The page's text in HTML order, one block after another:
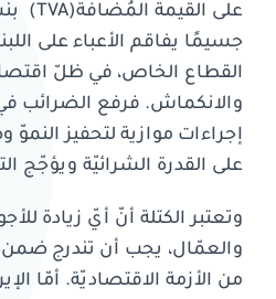
على القيمة المُضافة(TVA)
جسيمًا يفاقم الأعباء على
القطاع الخاص، في ظلّ
والانكماش. فرفع الضرائب
إجراءات موازية لتحفيز
على القدرة الشرائيّة ويؤجّج
وتعتبر الكتلة أنّ أيّ زيادة
والعمّال، يجب أن تندرج ضمن
من الأزمة الاقتصاديّة. أمّا